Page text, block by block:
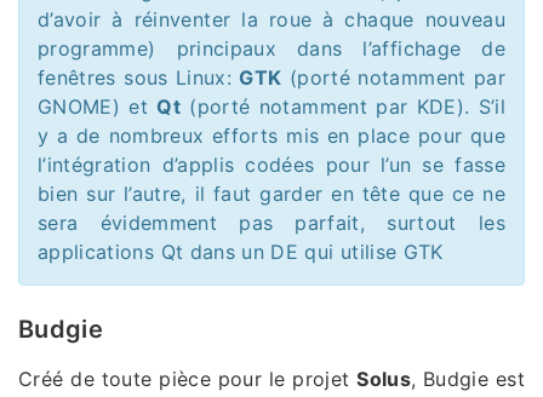
d’avoir à réinventer la roue à chaque nouveau
programme) principaux dans l’affichage de
fenêtres sous Linux:GTK (porté notamment par
GNOME) etQt (porté notamment par KDE). S’il
y a de nombreux efforts mis en place pour que
l’intégration d’applis codées pour l’un se fasse
bien sur l’autre, il faut garder en tête que ce ne
sera évidemment pas parfait, surtout les
applications Qt dans un DE qui utilise GTK
Budgie
Créé de toute pièce pour le projetSolus, Budgie est